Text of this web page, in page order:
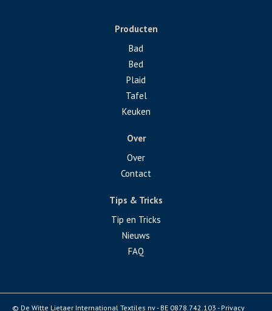
Producten
Bad
Bed
Plaid
Tafel
Keuken
Over
Over
Contact
Tips & Tricks
Tip en Tricks
Nieuws
FAQ
© De Witte Lietaer International Textiles nv - BE 0878.742.103 - Privacy